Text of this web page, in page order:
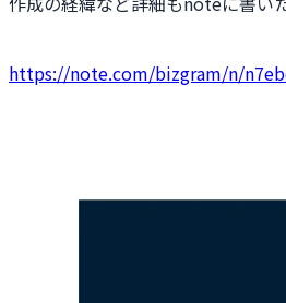
https://note.com/bizgram/n/